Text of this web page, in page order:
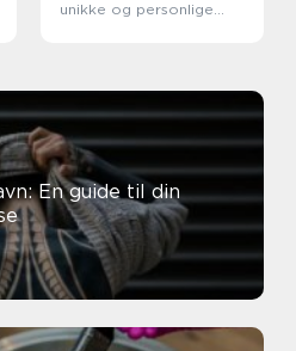
unikke og personlige
En guide til din